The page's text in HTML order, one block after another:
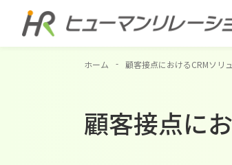
ホーム 顧客接点におけるCRMソリ
顧客接点に